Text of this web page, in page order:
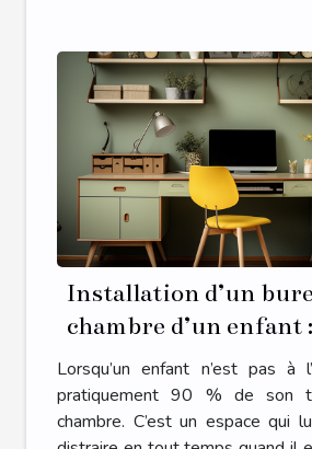
Installation d’un
chambre d’un enfant
s’y prendre
Lorsqu’un enfant n’est pas à
pratiquement 90 % de son
chambre. C’est un espace qui